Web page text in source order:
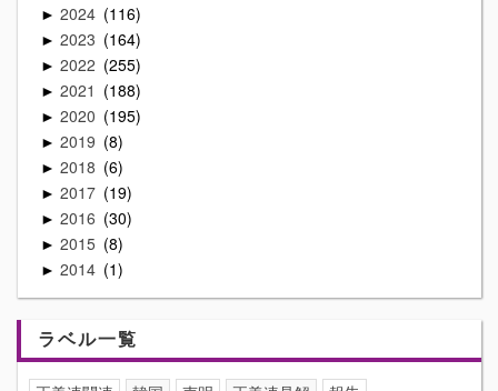
► 2024 116
► 2023 164
► 2022 255
► 2021 188
► 2020 195
► 2019 8
► 2018 6
► 2017 19
► 2016 30
► 2015 8
► 2014 1
ラベル一覧